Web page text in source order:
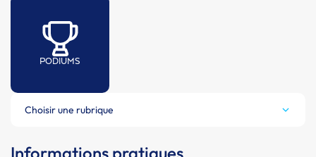
PODIUMS
Choisir une rubrique